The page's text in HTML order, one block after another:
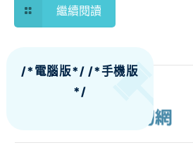
繼續閱讀
/*電腦版*//*手機版
*/